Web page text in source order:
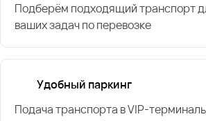
Подберём подходящий транспорт
ваших задач по перевозке
Удобный паркинг
Подача транспорта в VIP-